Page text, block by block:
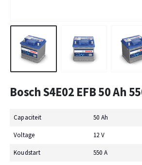
Bosch S4E02 EFB 50 Ah
Capaciteit 50 Ah
Voltage 12 V
Koudstart 550 A